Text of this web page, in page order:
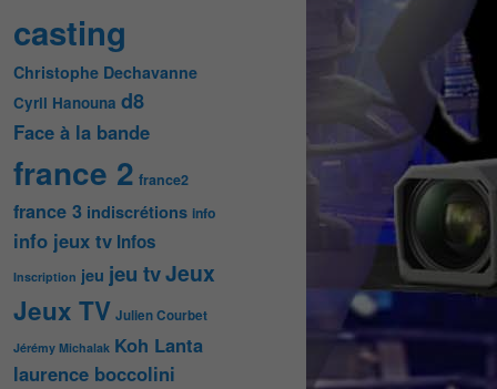
casting
Christophe Dechavanne
Cyril Hanouna d8
Face à la bande
france 2 france2
france 3 indiscrétions info
info jeux tv Infos
Inscription jeu jeu tvJeux
Jeux TV Julien Courbet
Jérémy Michalak Koh Lanta
laurence boccolini